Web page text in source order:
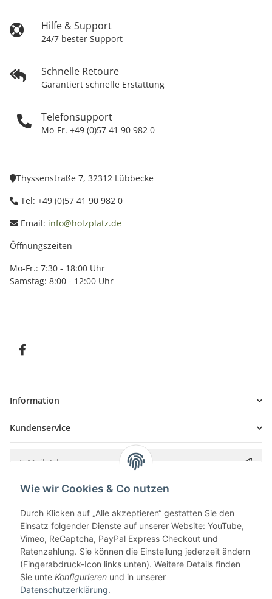
Hilfe & Support
24/7 bester Support
Schnelle Retoure
Garantiert schnelle Erstattung
Telefonsupport
Mo-Fr. +49 (0)57 41 90 982 0
Thyssenstraße 7, 32312 Lübbecke
Tel: +49 (0)57 41 90 982 0
Email: info@holzplatz.de
Öffnungszeiten
Mo-Fr.: 7:30 - 18:00 Uhr
Samstag: 8:00 - 12:00 Uhr
Information
Kundenservice
Bitte senden Sie mir entsprechend IhrerDatenschutzerklärung
Wie wir Cookies & Co nutzen
Durch Klicken auf „Alle akzeptieren“ gestatten Sie den
Einsatz folgender Dienste auf unserer Website: YouTube,
Vimeo, ReCaptcha, PayPal Express Checkout und
Ratenzahlung. Sie können die Einstellung jederzeit ändern
(Fingerabdruck-Icon links unten). Weitere Details finden
Sie unte Konfigurieren und in unserer
Datenschutzerklärung.